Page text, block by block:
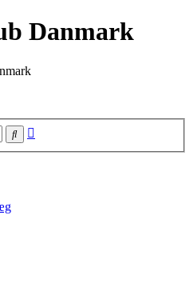
Danmark
Søg